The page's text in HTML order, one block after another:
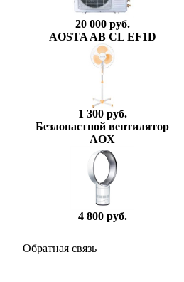
20 000 руб.
AOSTA AB CL EF1D
1 300 руб.
Безлопастной вентилятор
AOX
4 800 руб.
Обратная связь